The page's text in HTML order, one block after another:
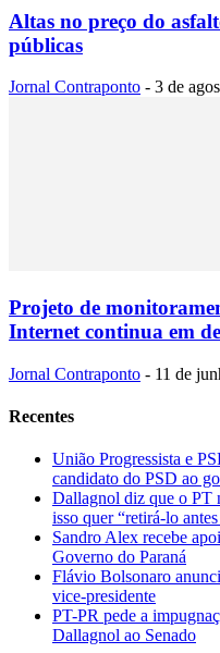
Altas no preço do
públicas
Jornal Contraponto - 3 de
Projeto de
Internet continua em
Jornal Contraponto - 11 de
Recentes
União Progressista e
candidato do PSD ao
Dallagnol diz que o PT
isso quer “retirá-lo
Sandro Alex recebe
Governo do Paraná
Flávio Bolsonaro
vice-presidente
PT-PR pede a
Dallagnol ao Senado